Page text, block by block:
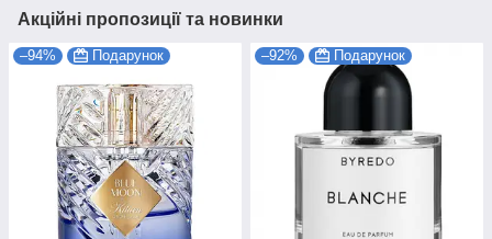
Акційні пропозиції та новинки
–94% Подарунок –92% Подарунок